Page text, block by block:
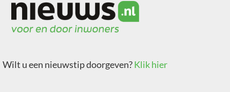
Wilt u een nieuwstip doorgeven?Klik hier